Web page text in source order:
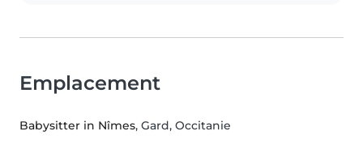
Emplacement
Babysitter in Nîmes, Gard, Occitanie